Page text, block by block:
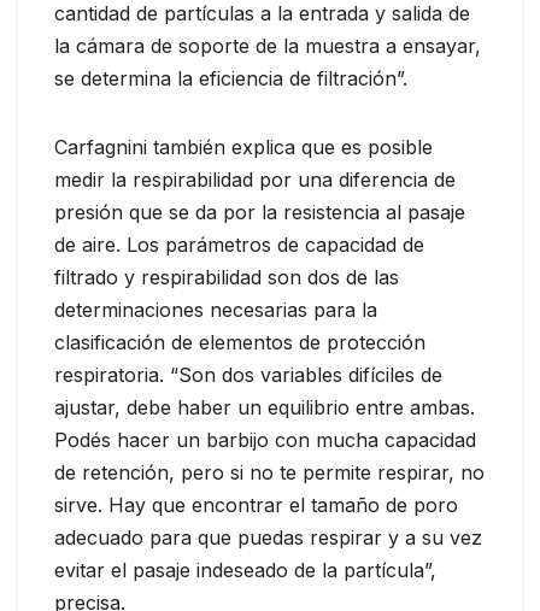
cantidad de partículas a la entrada y salida de
la cámara de soporte de la muestra a ensayar,
se determina la eficiencia de filtración”.
Carfagnini también explica que es posible
medir la respirabilidad por una diferencia de
presión que se da por la resistencia al pasaje
de aire. Los parámetros de capacidad de
filtrado y respirabilidad son dos de las
determinaciones necesarias para la
clasificación de elementos de protección
respiratoria. “Son dos variables difíciles de
ajustar, debe haber un equilibrio entre ambas.
Podés hacer un barbijo con mucha capacidad
de retención, pero si no te permite respirar, no
sirve. Hay que encontrar el tamaño de poro
adecuado para que puedas respirar y a su vez
evitar el pasaje indeseado de la partícula”,
precisa.